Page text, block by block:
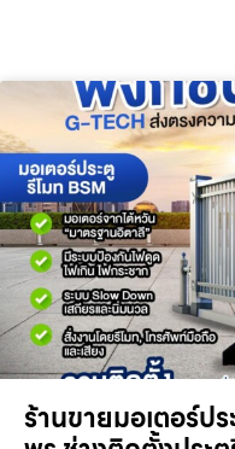
ร้านขายมอเตอร์ป